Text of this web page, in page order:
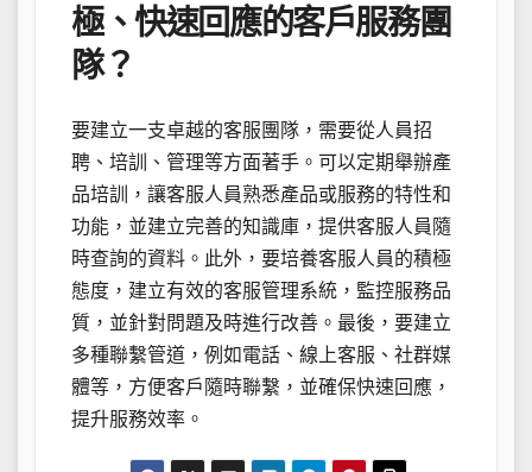
極、快速回應的客戶服務團
隊？
要建立一支卓越的客服團隊，需要從人員招
聘、培訓、管理等方面著手。可以定期舉辦產
品培訓，讓客服人員熟悉產品或服務的特性和
功能，並建立完善的知識庫，提供客服人員隨
時查詢的資料。此外，要培養客服人員的積極
態度，建立有效的客服管理系統，監控服務品
質，並針對問題及時進行改善。最後，要建立
多種聯繫管道，例如電話、線上客服、社群媒
體等，方便客戶隨時聯繫，並確保快速回應，
提升服務效率。